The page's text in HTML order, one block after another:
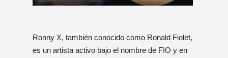
Ronny X, también conocido como Ronald Fiolet,
es un artista activo bajo el nombre de FIO y en